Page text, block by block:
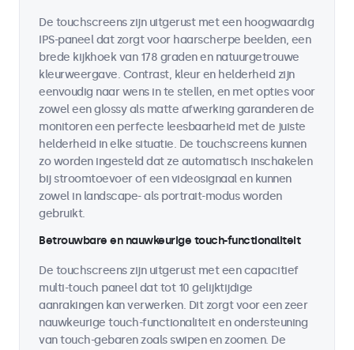
De touchscreens zijn uitgerust met een hoogwaardig
IPS-paneel dat zorgt voor haarscherpe beelden, een
brede kijkhoek van 178 graden en natuurgetrouwe
kleurweergave. Contrast, kleur en helderheid zijn
eenvoudig naar wens in te stellen, en met opties voor
zowel een glossy als matte afwerking garanderen de
monitoren een perfecte leesbaarheid met de juiste
helderheid in elke situatie. De touchscreens kunnen
zo worden ingesteld dat ze automatisch inschakelen
bij stroomtoevoer of een videosignaal en kunnen
zowel in landscape- als portrait-modus worden
gebruikt.
Betrouwbare en nauwkeurige touch-functionaliteit
De touchscreens zijn uitgerust met een capacitief
multi-touch paneel dat tot 10 gelijktijdige
aanrakingen kan verwerken. Dit zorgt voor een zeer
nauwkeurige touch-functionaliteit en ondersteuning
van touch-gebaren zoals swipen en zoomen. De